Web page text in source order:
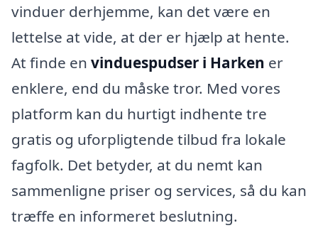
vinduer derhjemme, kan det være en
lettelse at vide, at der er hjælp at hente.
At finde en vinduespudser i Harken er
enklere, end du måske tror. Med vores
platform kan du hurtigt indhente tre
gratis og uforpligtende tilbud fra lokale
fagfolk. Det betyder, at du nemt kan
sammenligne priser og services, så du kan
træffe en informeret beslutning.